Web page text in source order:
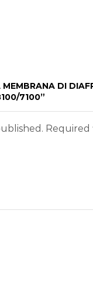
MEMBRANA DI
7100”
Required